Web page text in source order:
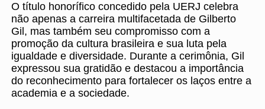
O título honorífico concedido pela UERJ celebra
não apenas a carreira multifacetada de Gilberto
Gil, mas também seu compromisso com a
promoção da cultura brasileira e sua luta pela
igualdade e diversidade. Durante a cerimônia, Gil
expressou sua gratidão e destacou a importância
do reconhecimento para fortalecer os laços entre a
academia e a sociedade.